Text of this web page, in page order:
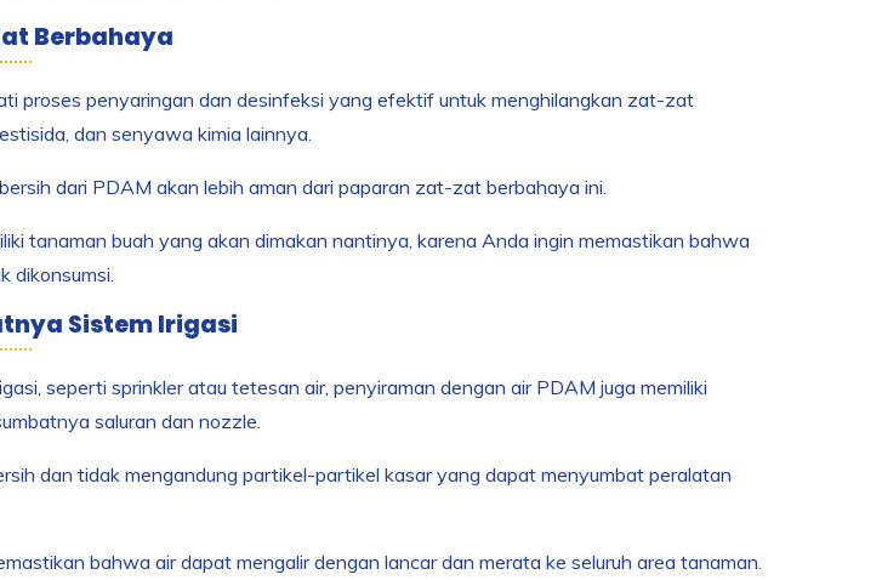
Berbahaya
proses penyaringan dan desinfeksi yang efektif untuk menghilangkan zat-zat
dan senyawa kimia lainnya.
dari PDAM akan lebih aman dari paparan zat-zat berbahaya ini.
tanaman buah yang akan dimakan nantinya, karena Anda ingin memastikan bahwa
dikonsumsi.
Sistem Irigasi
seperti sprinkler atau tetesan air, penyiraman dengan air PDAM juga memiliki
saluran dan nozzle.
dan tidak mengandung partikel-partikel kasar yang dapat menyumbat peralatan
bahwa air dapat mengalir dengan lancar dan merata ke seluruh area tanaman.